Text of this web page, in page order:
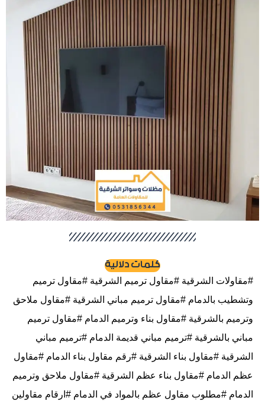
كلمات دلالية
#مقاولات الشرقية #مقاول ترميم الشرقية #مقاول ترميم
وتشطيب بالدمام #مقاول ترميم مباني الشرقية #مقاول ملاحق
وترميم بالشرقية #مقاول بناء وترميم الدمام #مقاول ترميم
مباني بالشرقية #ترميم مباني قديمة الدمام #ترميم مباني
الشرقية #مقاول بناء الشرقية #رقم مقاول بناء الدمام #مقاول
عظم الدمام #مقاول بناء عظم الشرقية #مقاول ملاحق وترميم
الدمام #مطلوب مقاول عظم بالمواد في الدمام #ارقام مقاولين